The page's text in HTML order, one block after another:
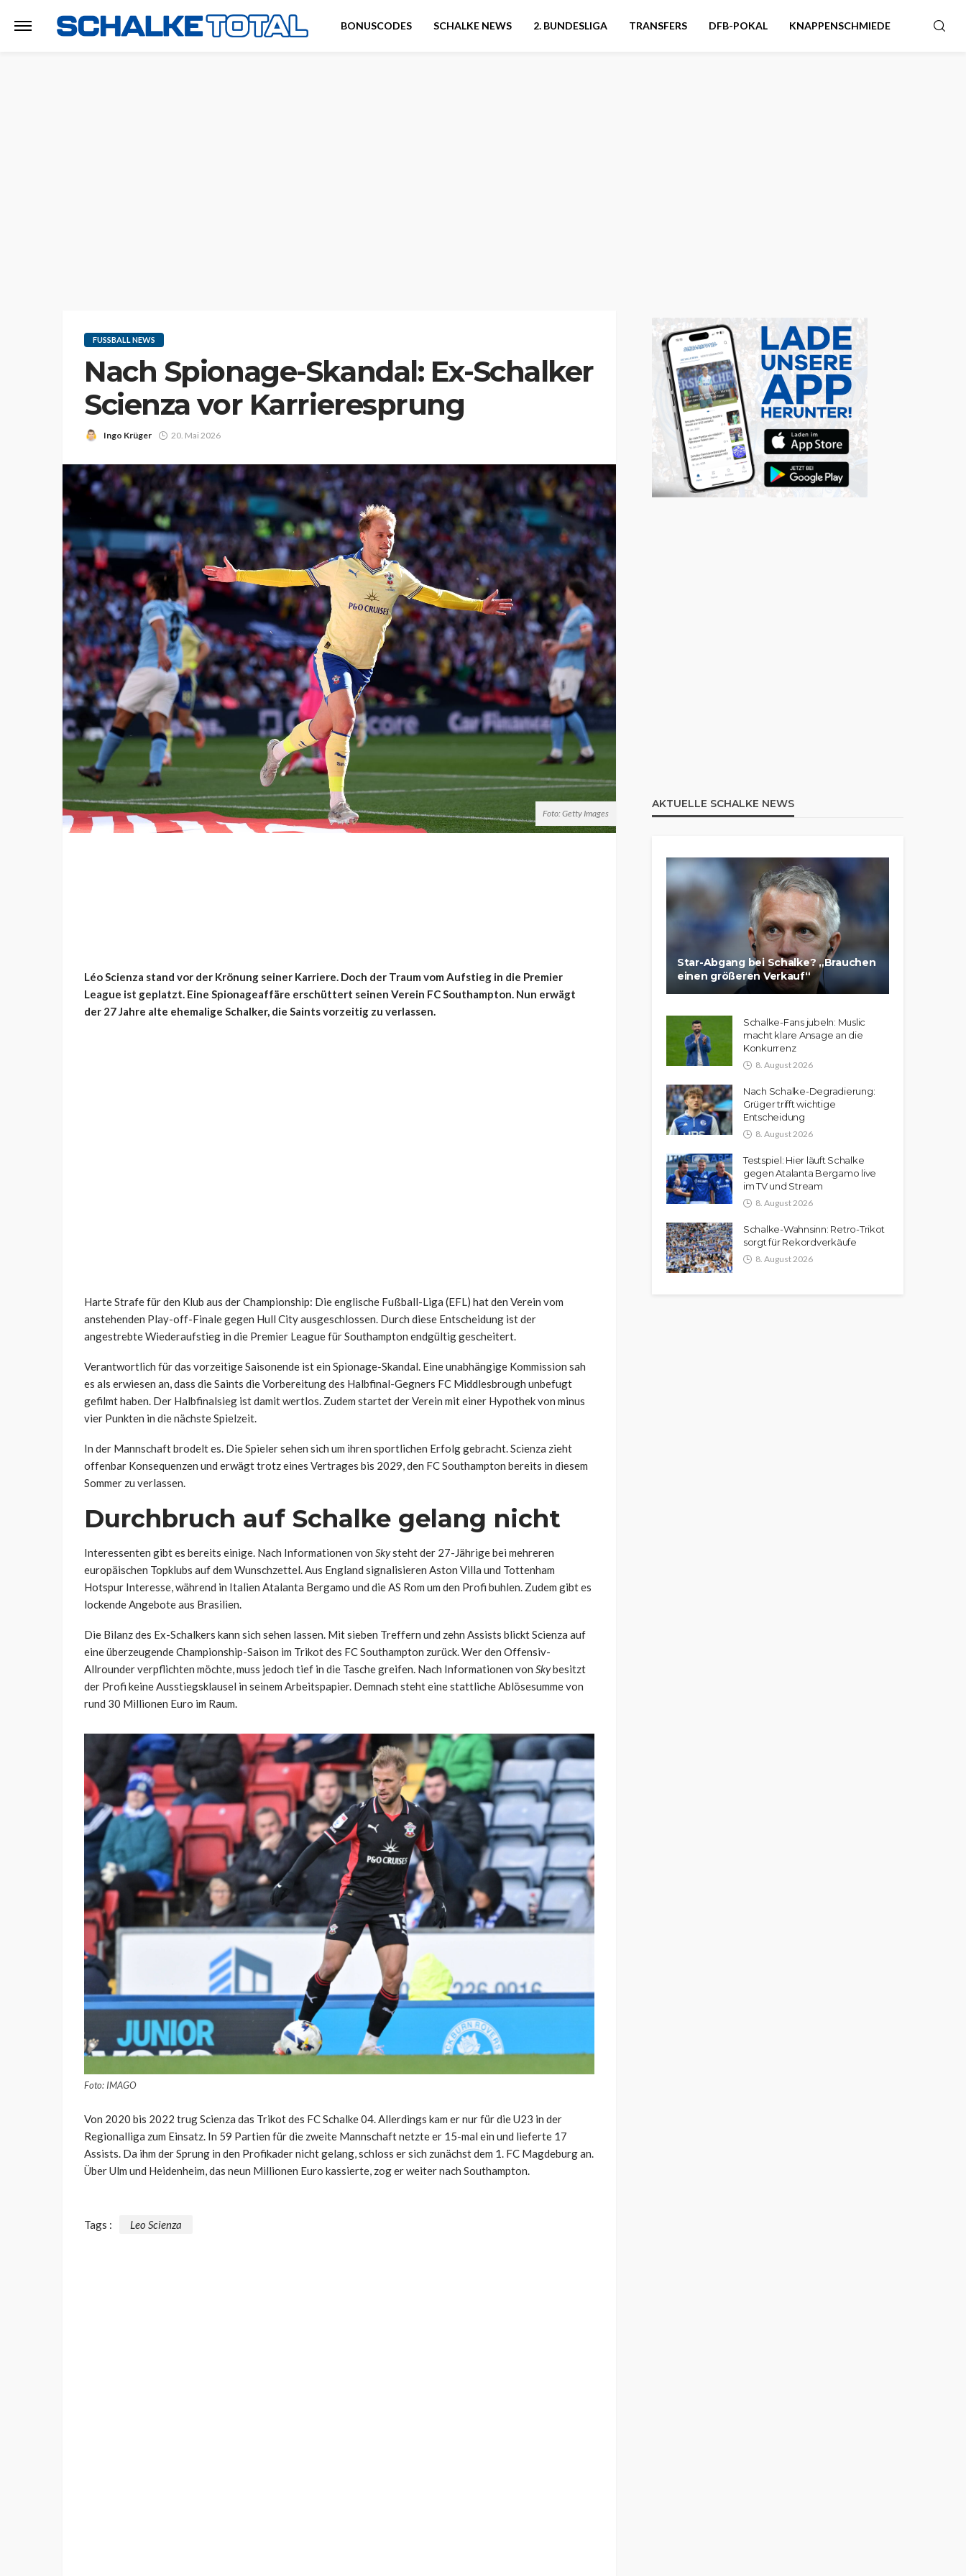
BONUSCODES SCHALKE NEWS 2. BUNDESLIGA TRANSFERS DFB-POKAL KNAPPENSCHMIEDE
FUSSBALL NEWS
Nach Spionage-Skandal: Ex-Schalker
Scienza vor Karrieresprung
Ingo Krüger 20. Mai 2026
Foto: Getty Images
Léo Scienza stand vor der Krönung seiner Karriere. Doch der Traum vom Aufstieg in die Premier
League ist geplatzt. Eine Spionageaffäre erschüttert seinen Verein FC Southampton. Nun erwägt
der 27 Jahre alte ehemalige Schalker, die Saints vorzeitig zu verlassen.
Harte Strafe für den Klub aus der Championship: Die englische Fußball-Liga (EFL) hat den Verein vom
anstehenden Play-off-Finale gegen Hull City ausgeschlossen. Durch diese Entscheidung ist der
angestrebte Wiederaufstieg in die Premier League für Southampton endgültig gescheitert.
Verantwortlich für das vorzeitige Saisonende ist ein Spionage-Skandal. Eine unabhängige Kommission sah
es als erwiesen an, dass die Saints die Vorbereitung des Halbfinal-Gegners FC Middlesbrough unbefugt
gefilmt haben. Der Halbfinalsieg ist damit wertlos. Zudem startet der Verein mit einer Hypothek von minus
vier Punkten in die nächste Spielzeit.
In der Mannschaft brodelt es. Die Spieler sehen sich um ihren sportlichen Erfolg gebracht. Scienza zieht
offenbar Konsequenzen und erwägt trotz eines Vertrages bis 2029, den FC Southampton bereits in diesem
Sommer zu verlassen.
Durchbruch auf Schalke gelang nicht
Interessenten gibt es bereits einige. Nach Informationen von Skysteht der 27-Jährige bei mehreren
europäischen Topklubs auf dem Wunschzettel. Aus England signalisieren Aston Villa und Tottenham
Hotspur Interesse, während in Italien Atalanta Bergamo und die AS Rom um den Profi buhlen. Zudem gibt es
lockende Angebote aus Brasilien.
Die Bilanz des Ex-Schalkers kann sich sehen lassen. Mit sieben Treffern und zehn Assists blickt Scienza auf
eine überzeugende Championship-Saison im Trikot des FC Southampton zurück. Wer den Offensiv-
Allrounder verpflichten möchte, muss jedoch tief in die Tasche greifen. Nach Informationen von Skybesitzt
der Profi keine Ausstiegsklausel in seinem Arbeitspapier. Demnach steht eine stattliche Ablösesumme von
rund 30 Millionen Euro im Raum.
Foto: IMAGO
Von 2020 bis 2022 trug Scienza das Trikot des FC Schalke 04. Allerdings kam er nur für die U23 in der
Regionalliga zum Einsatz. In 59 Partien für die zweite Mannschaft netzte er 15-mal ein und lieferte 17
Assists. Da ihm der Sprung in den Profikader nicht gelang, schloss er sich zunächst dem 1. FC Magdeburg an.
Über Ulm und Heidenheim, das neun Millionen Euro kassierte, zog er weiter nach Southampton.
Tags : Leo Scienza
AKTUELLE SCHALKE NEWS
Star-Abgang bei Schalke? „Brauchen
einen größeren Verkauf“
Schalke-Fans jubeln: Muslic
macht klare Ansage an die
Konkurrenz
8. August 2026
Nach Schalke-Degradierung:
Grüger trifft wichtige
Entscheidung
8. August 2026
Testspiel: Hier läuft Schalke
gegen Atalanta Bergamo live
im TV und Stream
8. August 2026
Schalke-Wahnsinn: Retro-Trikot
sorgt für Rekordverkäufe
8. August 2026